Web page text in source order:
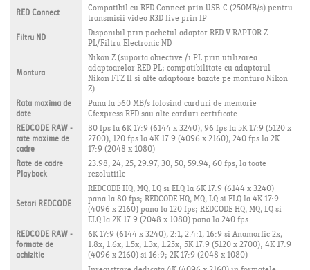
RED Connect Compatibil cu RED Connect prin USB-C (250MB/s) pentru
transmisii video R3D live prin IP
Filtru ND Disponibil prin pachetul adaptor RED V-RAPTOR Z -
PL/Filtru Electronic ND
Montura
Nikon Z (suporta obiective /i PL prin utilizarea
adaptoarelor RED PL; compatibilitate cu adaptorul
Nikon FTZ II si alte adaptoare bazate pe montura Nikon
Z)
Rata maxima de
date
Pana la 560 MB/s folosind carduri de memorie
Cfexpress RED sau alte carduri certificate
REDCODE RAW -
rate maxime de
cadre
80 fps la 6K 17:9 (6144 x 3240), 96 fps la 5K 17:9 (5120 x
2700), 120 fps la 4K 17:9 (4096 x 2160), 240 fps la 2K
17:9 (2048 x 1080)
Rate de cadre
Playback
23.98, 24, 25, 29.97, 30, 50, 59.94, 60 fps, la toate
rezolutiile
Setari REDCODE
REDCODE HQ, MQ, LQ si ELQ la 6K 17:9 (6144 x 3240)
pana la 80 fps; REDCODE HQ, MQ, LQ si ELQ la 4K 17:9
(4096 x 2160) pana la 120 fps; REDCODE HQ, MQ, LQ si
ELQ la 2K 17:9 (2048 x 1080) pana la 240 fps
REDCODE RAW -
formate de
achizitie
6K 17:9 (6144 x 3240), 2:1, 2.4:1, 16:9 si Anamorfic 2x,
1.8x, 1.6x, 1.5x, 1.3x, 1.25x; 5K 17:9 (5120 x 2700); 4K 17:9
(4096 x 2160) si 16:9; 2K 17:9 (2048 x 1080)